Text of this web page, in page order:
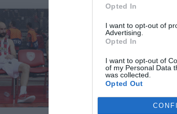
Opted In
I want to opt-out of
Advertising.
Opted In
I want to opt-out of
of my Personal Data
was collected.
Opted Out